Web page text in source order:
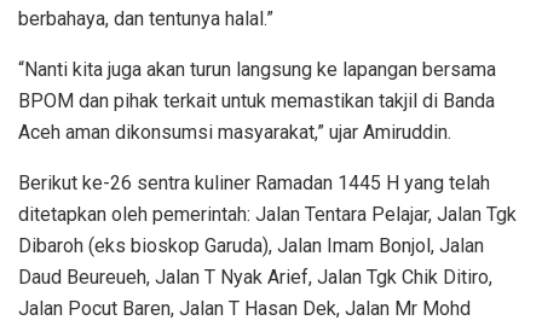
berbahaya, dan tentunya halal.”
“Nanti kita juga akan turun langsung ke lapangan bersama
BPOM dan pihak terkait untuk memastikan takjil di Banda
Aceh aman dikonsumsi masyarakat,” ujar Amiruddin.
Berikut ke-26 sentra kuliner Ramadan 1445 H yang telah
ditetapkan oleh pemerintah: Jalan Tentara Pelajar, Jalan Tgk
Dibaroh (eks bioskop Garuda), Jalan Imam Bonjol, Jalan
Daud Beureueh, Jalan T Nyak Arief, Jalan Tgk Chik Ditiro,
Jalan Pocut Baren, Jalan T Hasan Dek, Jalan Mr Mohd